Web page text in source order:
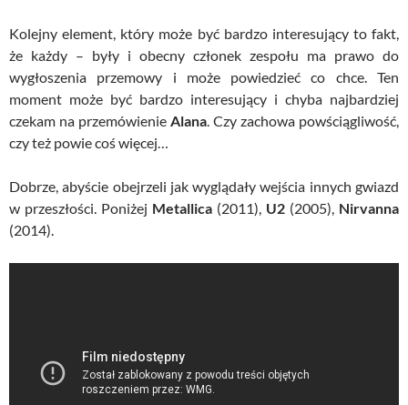
Kolejny element, który może być bardzo interesujący to fakt,
że każdy – były i obecny członek zespołu ma prawo do
wygłoszenia przemowy i może powiedzieć co chce. Ten
moment może być bardzo interesujący i chyba najbardziej
czekam na przemówienie Alana. Czy zachowa powściągliwość,
czy też powie coś więcej…
Dobrze, abyście obejrzeli jak wyglądały wejścia innych gwiazd
w przeszłości. Poniżej Metallica (2011), U2 (2005), Nirvanna
(2014).